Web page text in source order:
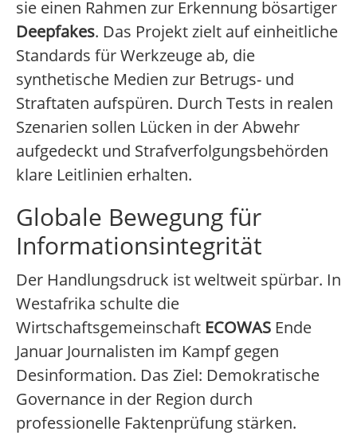
sie einen Rahmen zur Erkennung bösartiger
Deepfakes. Das Projekt zielt auf einheitliche
Standards für Werkzeuge ab, die
synthetische Medien zur Betrugs- und
Straftaten aufspüren. Durch Tests in realen
Szenarien sollen Lücken in der Abwehr
aufgedeckt und Strafverfolgungsbehörden
klare Leitlinien erhalten.
Globale Bewegung für
Informationsintegrität
Der Handlungsdruck ist weltweit spürbar. In
Westafrika schulte die
Wirtschaftsgemeinschaft ECOWAS Ende
Januar Journalisten im Kampf gegen
Desinformation. Das Ziel: Demokratische
Governance in der Region durch
professionelle Faktenprüfung stärken.